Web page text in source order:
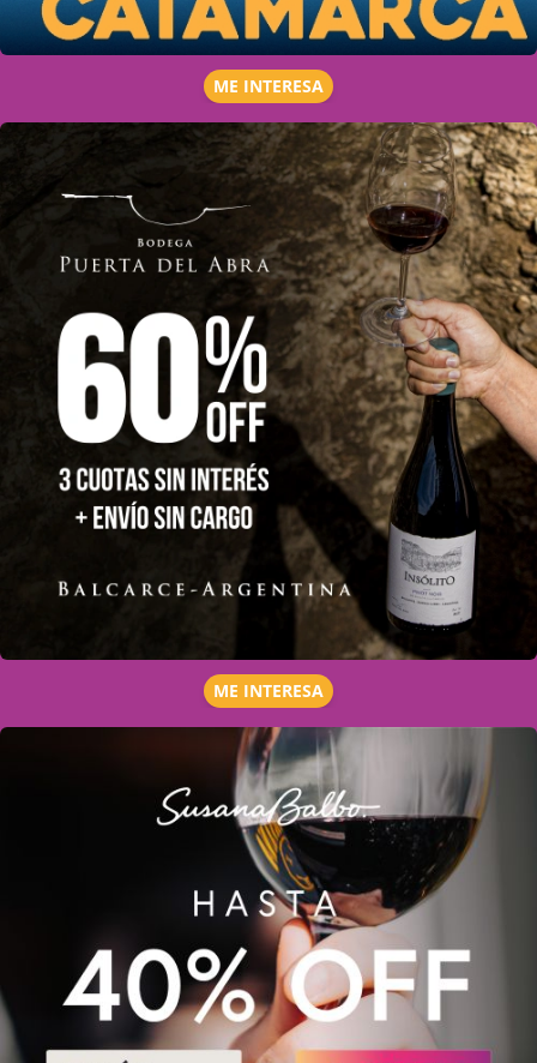
ME INTERESA
ME INTERESA